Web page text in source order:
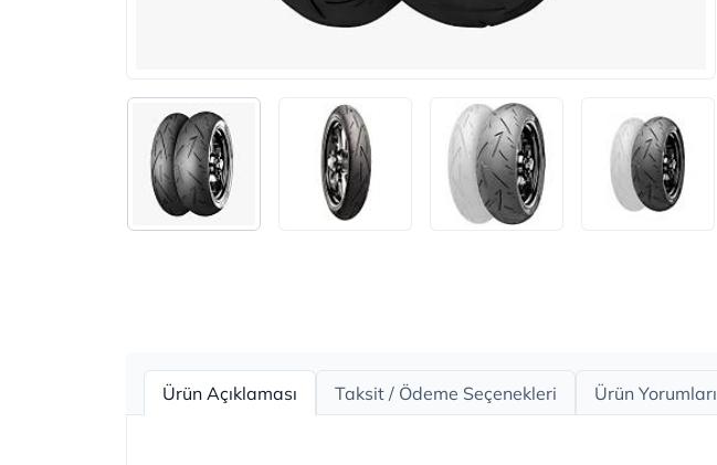
Ürün Açıklaması Taksit / Ödeme Seçenekleri Ürün Yorumları